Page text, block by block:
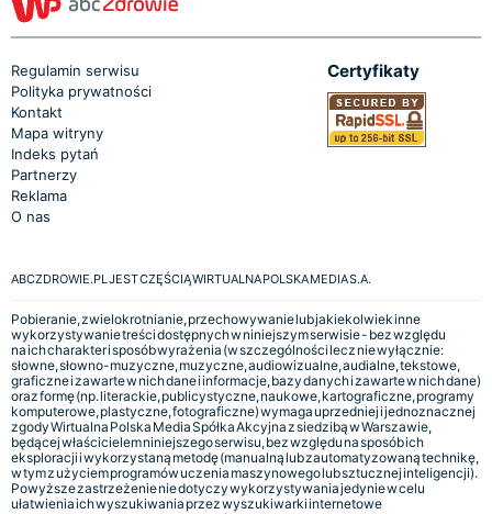
Regulamin serwisu
Polityka prywatności
Kontakt
Mapa witryny
Indeks pytań
Partnerzy
Reklama
O nas
Certyfikaty
ABCZDROWIE.PL JEST CZĘŚCIĄ WIRTUALNA POLSKA MEDIA S.A.
Pobieranie, zwielokrotnianie, przechowywanie lub jakiekolwiek inne
wykorzystywanie treści dostępnych w niniejszym serwisie - bez względu
na ich charakter i sposób wyrażenia (w szczególności lecz nie wyłącznie:
słowne, słowno-muzyczne, muzyczne, audiowizualne, audialne, tekstowe,
graficzne i zawarte w nich dane i informacje, bazy danych i zawarte w nich dane)
oraz formę (np. literackie, publicystyczne, naukowe, kartograficzne, programy
komputerowe, plastyczne, fotograficzne) wymaga uprzedniej i jednoznacznej
zgody Wirtualna Polska Media Spółka Akcyjna z siedzibą w Warszawie,
będącej właścicielem niniejszego serwisu, bez względu na sposób ich
eksploracji i wykorzystaną metodę (manualną lub zautomatyzowaną technikę,
w tym z użyciem programów uczenia maszynowego lub sztucznej inteligencji).
Powyższe zastrzeżenie nie dotyczy wykorzystywania jedynie w celu
ułatwienia ich wyszukiwania przez wyszukiwarki internetowe